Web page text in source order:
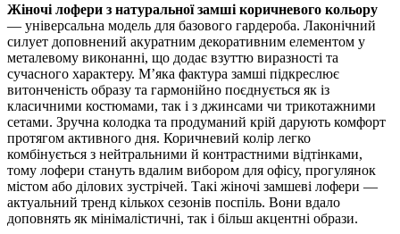
Жіночі лофери з натуральної замші коричневого кольору
— універсальна модель для базового гардероба. Лаконічний
силует доповнений акуратним декоративним елементом у
металевому виконанні, що додає взуттю виразності та
сучасного характеру. М’яка фактура замші підкреслює
витонченість образу та гармонійно поєднується як із
класичними костюмами, так і з джинсами чи трикотажними
сетами. Зручна колодка та продуманий крій дарують комфорт
протягом активного дня. Коричневий колір легко
комбінується з нейтральними й контрастними відтінками,
тому лофери стануть вдалим вибором для офісу, прогулянок
містом або ділових зустрічей. Такі жіночі замшеві лофери —
актуальний тренд кількох сезонів поспіль. Вони вдало
доповнять як мінімалістичні, так і більш акцентні образи.